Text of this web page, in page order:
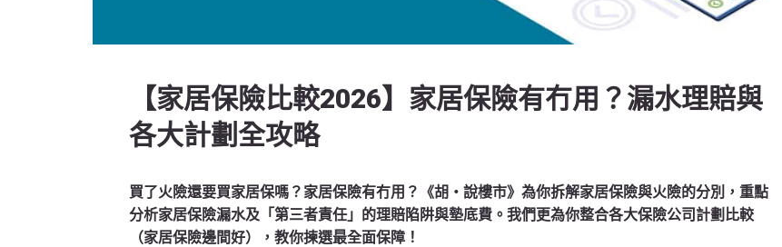
【家居保險比較2026】家居保險有冇用？漏水理賠與
各大計劃全攻略
買了火險還要買家居保嗎？家居保險有冇用？《胡‧說樓市》為你拆解家居保險與火險的分別，重點
分析家居保險漏水及「第三者責任」的理賠陷阱與墊底費。我們更為你整合各大保險公司計劃比較
（家居保險邊間好），教你揀選最全面保障！